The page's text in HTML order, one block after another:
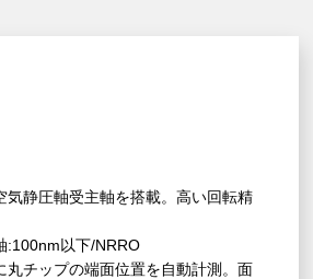
気静圧軸受主軸を搭載。高い回転精
:100nm以下/NRRO
丸チップの端面位置を自動計測。面